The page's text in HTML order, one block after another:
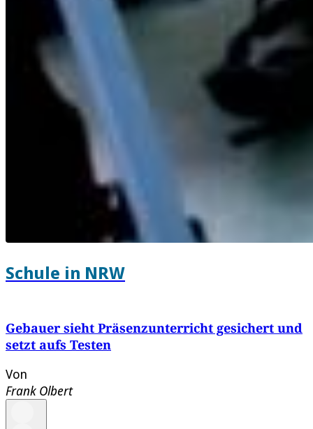
Schule in NRW
Gebauer sieht Präsenzunterricht gesichert und
setzt aufs Testen
Von
Frank Olbert